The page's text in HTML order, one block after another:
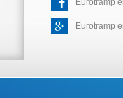
Eurotramp
Eurotramp